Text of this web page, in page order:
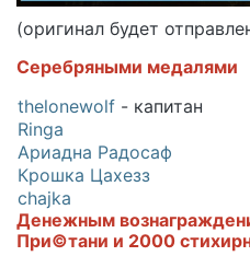
(оригинал будет
Серебряными медалями
thelonewolf - капитан
Ringa
Ариадна Радосаф
Крошка Цахезз
chajka
Денежным
При©тани и 2000